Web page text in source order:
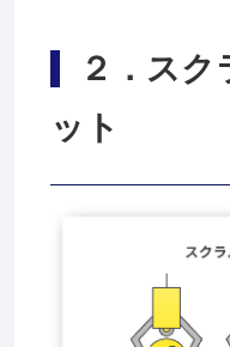
２ ．ス
ット